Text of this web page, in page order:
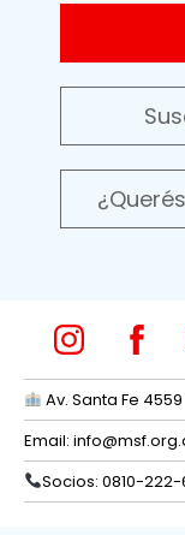
Av. Santa Fe 4559
Email:
Socios: 0810-222-